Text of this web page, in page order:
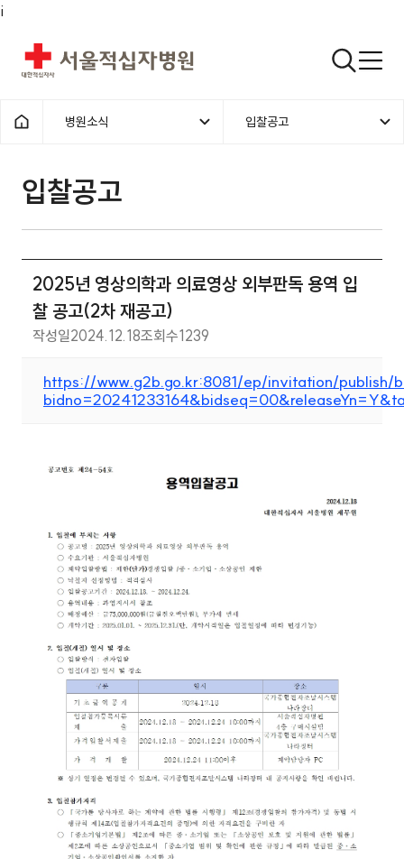
i
서울적십자병원 검색열기
홈으로 1차메뉴
병원소식 2차메뉴
입찰공고
입찰공고 | 병원소식 | 2025년 영
입찰공고
2025년 영상의학과 의료영상 외부판독 용역 입
찰 공고(2차 재공고)
작성일2024.12.18조회수1239
https://www.g2b.go.kr:8081/ep/invitation/publish/